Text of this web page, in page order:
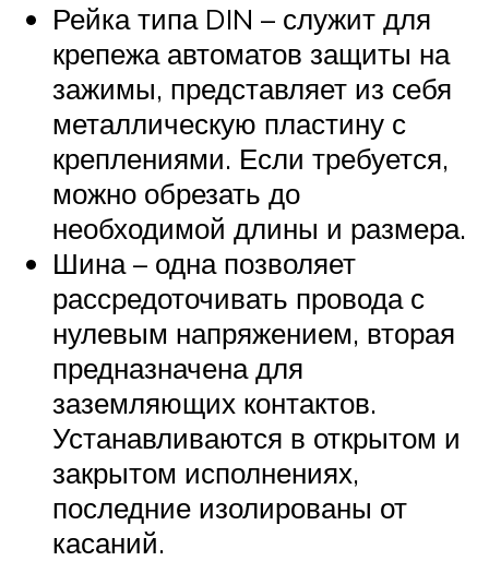
Рейка типа DIN – служит для
крепежа автоматов защиты на
зажимы, представляет из себя
металлическую пластину с
креплениями. Если требуется,
можно обрезать до
необходимой длины и размера.
Шина – одна позволяет
рассредоточивать провода с
нулевым напряжением, вторая
предназначена для
заземляющих контактов.
Устанавливаются в открытом и
закрытом исполнениях,
последние изолированы от
касаний.